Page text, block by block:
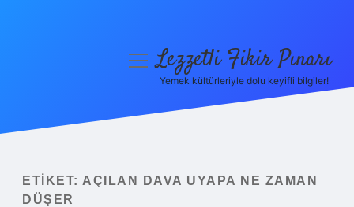
Yasal Uyarı
menüyüLezzetli Fikir Pınarı
Yemek kültürleriyle dolu keyifli bilgiler!
ETIKET: AÇILAN DAVA UYAPA NE ZAMAN
DÜŞER